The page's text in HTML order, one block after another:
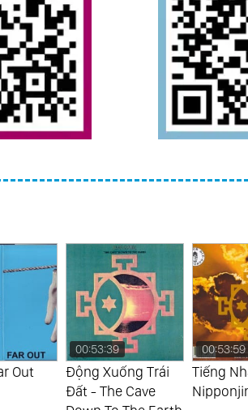
Trái
00:53:59
Tiếng Nhật -
Nipponjin (Kitaro)
01:00:01
Thế Giới
Song -